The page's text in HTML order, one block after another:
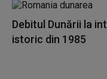
Debitul Dunării la
istoric din 1985